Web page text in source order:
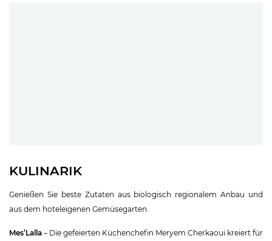
KULINARIK
Genießen Sie beste Zutaten aus biologisch regionalem Anbau und
aus dem hoteleigenen Gemüsegarten.
Mes’Lalla – Die gefeierten Küchenchefin Meryem Cherkaoui kreiert für